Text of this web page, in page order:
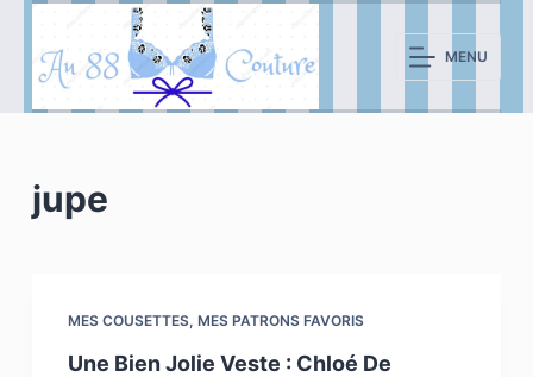
s
a
MENU
jupe
MES COUSETTES, MES PATRONS FAVORIS
Une Bien Jolie Veste : Chloé De